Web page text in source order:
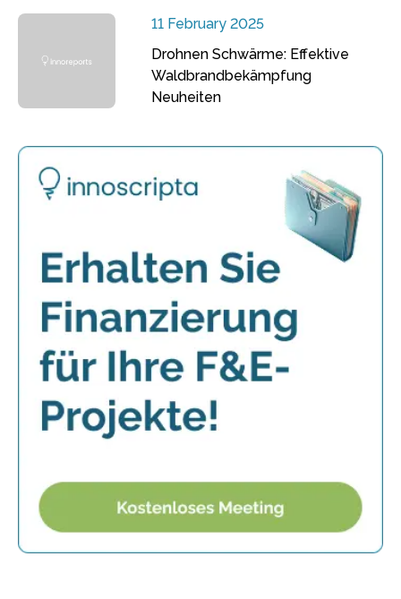
11 February 2025
Drohnen Schwärme: Effektive
Waldbrandbekämpfung
Neuheiten